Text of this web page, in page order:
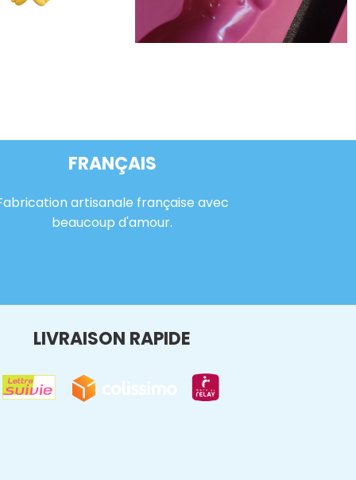
FRANÇAIS
artisanale française avec
beaucoup d'amour.
LIVRAISON RAPIDE